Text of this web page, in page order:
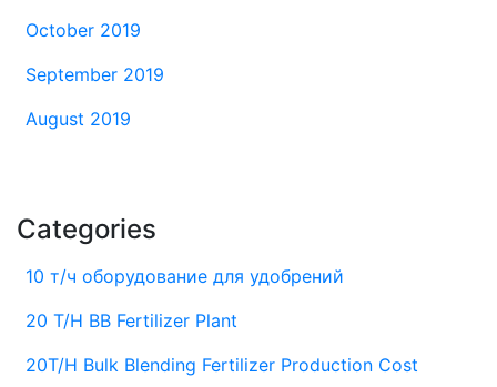
October 2019
September 2019
August 2019
Categories
10 т/ч оборудование для удобрений
20 T/H BB Fertilizer Plant
20T/H Bulk Blending Fertilizer Production Cost